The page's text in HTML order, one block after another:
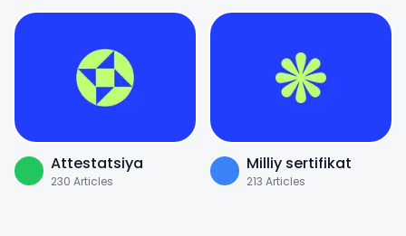
Attestatsiya
230 Articles
Milliy sertifikat
213 Articles